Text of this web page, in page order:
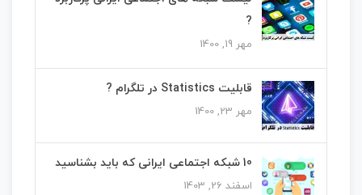
?
مهر 19, 1400
قابلیت Statistics در تلگرام ?
مهر 23, 1400
10 شبکه اجتماعی ایرانی که باید بشناسید
اسفند 26, 1403